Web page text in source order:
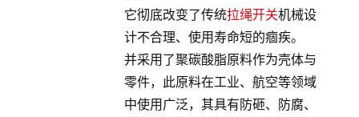
它彻底改变了传统拉绳开关机械设
计不合理、使用寿命短的痼疾。
并采用了聚碳酸脂原料作为壳体与
零件，此原料在工业、航空等领域
中使用广泛，其具有防砸、防腐、